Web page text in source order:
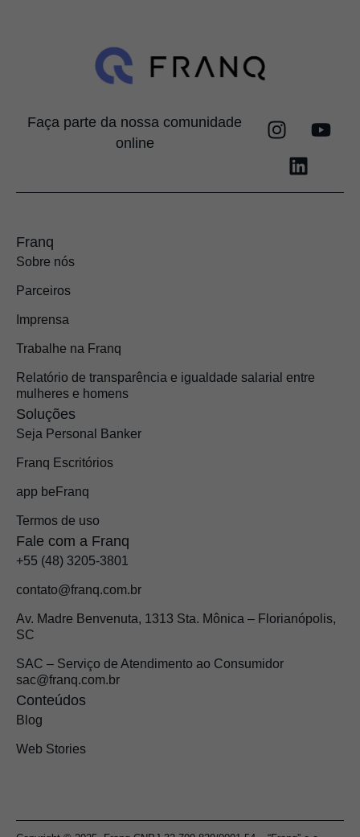
Faça parte da nossa comunidade
online
Franq
Sobre nós
Parceiros
Imprensa
Trabalhe na Franq
Relatório de transparência e igualdade salarial entre
mulheres e homens
Soluções
Seja Personal Banker
Franq Escritórios
app beFranq
Termos de uso
Fale com a Franq
+55 (48) 3205-3801
contato@franq.com.br
Av. Madre Benvenuta, 1313 Sta. Mônica – Florianópolis,
SC
SAC – Serviço de Atendimento ao Consumidor
sac@franq.com.br
Conteúdos
Blog
Web Stories